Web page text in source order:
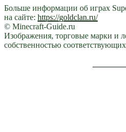
Больше информации об играх
на сайте: https://goldclan.ru/
© Minecraft-Guide.ru
Изображения, торговые марки и
собственностью